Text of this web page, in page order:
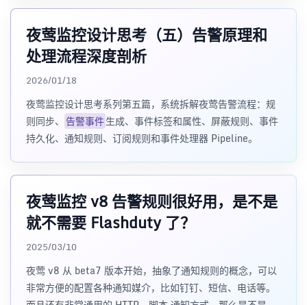
夜莺监控设计思考（五）告警原理和
处理流程深度剖析
2026/01/18
夜莺监控设计思考系列第五篇，系统拆解夜莺告警流程：规
则同步、 告警事件生成、事件标签和属性、屏蔽规则、事件
持久化、通知规则、订阅规则和事件处理器 Pipeline。
夜莺监控 v8 告警规则很好用，是不是
就不需要 Flashduty 了？
2025/03/10
夜莺 v8 从 beta7 版本开始，抽象了通知规则的概念，可以
非常方便的配置各种通知媒介，比如钉钉、短信、电话等。